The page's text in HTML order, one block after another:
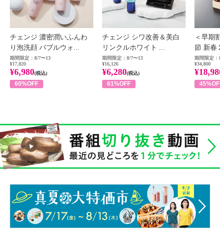
チェンジ 濃密潤いふんわ
り泡洗顔 バブルウォ...
期間限定：8/7〜13
¥17,820
¥6,980(税込)
60%OFF
チェンジ シワ改善＆美白
リンクルホワイト ...
期間限定：8/7〜13
¥16,126
¥6,280(税込)
61%OFF
＜早期
節 新春
期間限定：
¥34,800